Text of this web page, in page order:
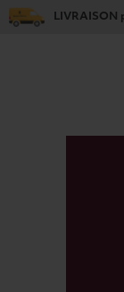
LIVRAISON